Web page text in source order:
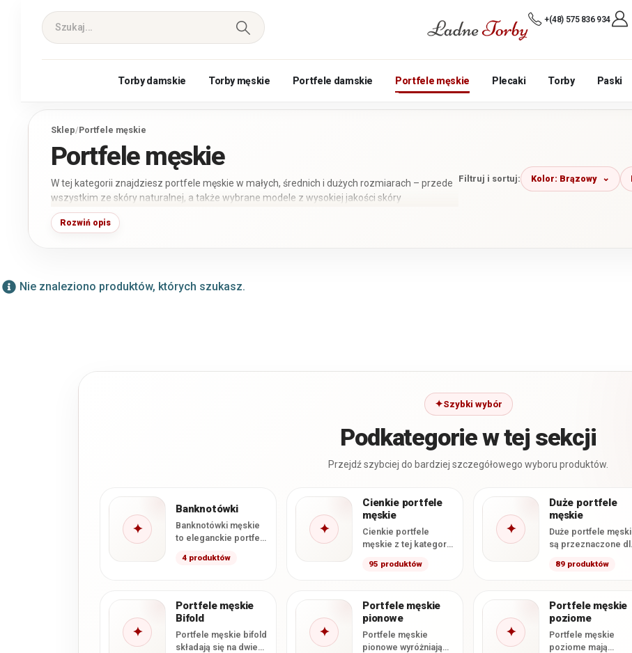
+(48) 575 836 934
Torby damskie Torby męskie Portfele damskie Portfele męskie Plecaki Torby Paski
Sklep/Portfele męskie
Portfele męskie
W tej kategorii znajdziesz portfele męskie w małych, średnich i dużych rozmiarach – przede
wszystkim ze skóry naturalnej, a także wybrane modele z wysokiej jakości skóry
ekologicznej. Możesz porównać modele pionowe i poziome, klasyczne bez zapięcia,
zapinane na zatrzask lub zamek błyskawiczny. Większość portfeli ma ochronę RFID; aktualną
Rozwiń opis
Filtruj i sortuj: Kolor: Brązowy
Nie znaleziono produktów, których szukasz.
Szybki wybór
Podkategorie w tej sekcji
Przejdź szybciej do bardziej szczegółowego wyboru produktów.
✦
Banknotówki
Banknotówki męskie
to eleganckie portfele
myślą o wygodnym
najważniejszych
dokumentów.…
4 produktów
✦
Cienkie portfele
męskie
Cienkie portfele
męskie z tej kategorii
grubość
konstrukcja ułatwia
wygodne…
95 produktów
✦
Duże portfele
męskie
Duże portfele
są przeznaczone
przechowywać karty,
89 produktów
✦
Portfele męskie
Bifold
Portfele męskie bifold
składają się na dwie
✦
Portfele męskie
pionowe
Portfele męskie
pionowe wyróżniają
✦
Portfele męskie
poziome
Portfele męskie
poziome mają